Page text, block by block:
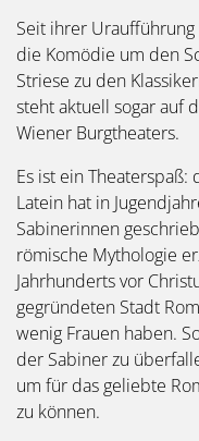
Seit ihrer
die Komödie um den
Striese zu den
steht aktuell sogar auf
Wiener Burgtheaters.
Es ist ein
Latein hat in
Sabinerinnen
römische Mythologie
Jahrhunderts vor
gegründeten Stadt
wenig Frauen haben.
der Sabiner zu
um für das geliebte
zu können.